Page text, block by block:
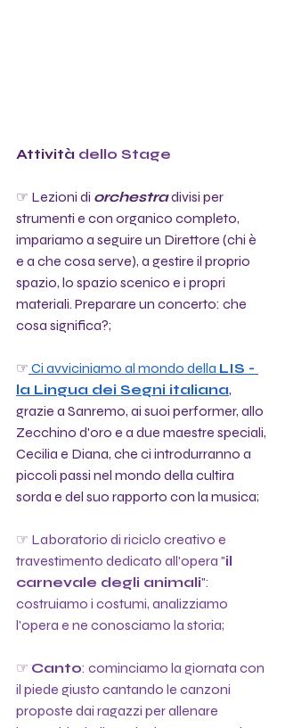
Attività dello Stage
☞ Lezioni di orchestra divisi per
strumenti e con organico completo,
impariamo a seguire un Direttore (chi è
e a che cosa serve), a gestire il proprio
spazio, lo spazio scenico e i propri
materiali. Preparare un concerto: che
cosa significa?;
☞ Ci avviciniamo al mondo della LIS -
la Lingua dei Segni italiana,
grazie a Sanremo, ai suoi performer, allo
Zecchino d'oro e a due maestre speciali,
Cecilia e Diana, che ci introdurranno a
piccoli passi nel mondo della cultira
sorda e del suo rapporto con la musica;
☞ Laboratorio di riciclo creativo e
travestimento dedicato all'opera "il
carnevale degli animali":
costruiamo i costumi, analizziamo
l'opera e ne conosciamo la storia;
☞ Canto: cominciamo la giornata con
il piede giusto cantando le canzoni
proposte dai ragazzi per allenare